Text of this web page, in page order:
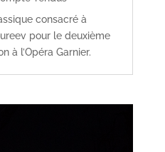
consacré à
pour le deuxième
à l’Opéra Garnier.